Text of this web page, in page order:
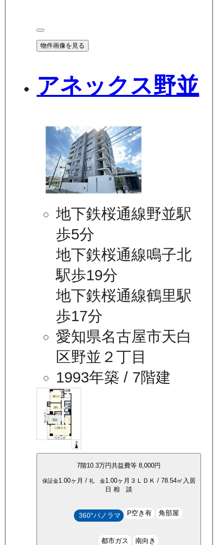
物件画像を見る
アネックス野並
地下鉄桜通線野並駅
歩5分
地下鉄桜通線鳴子北
駅歩19分
地下鉄桜通線鶴里駅
歩17分
愛知県名古屋市天白
区野並２丁目
1993年築 / 7階建
7階10.3万円共益費等 8,000円
保証金1.00ヶ月 / 礼 金1.00ヶ月 ３ＬＤＫ / 78.54㎡ 入居
日 相 談
360°パノラマ P空き有 角部屋
都市ガス 南向き